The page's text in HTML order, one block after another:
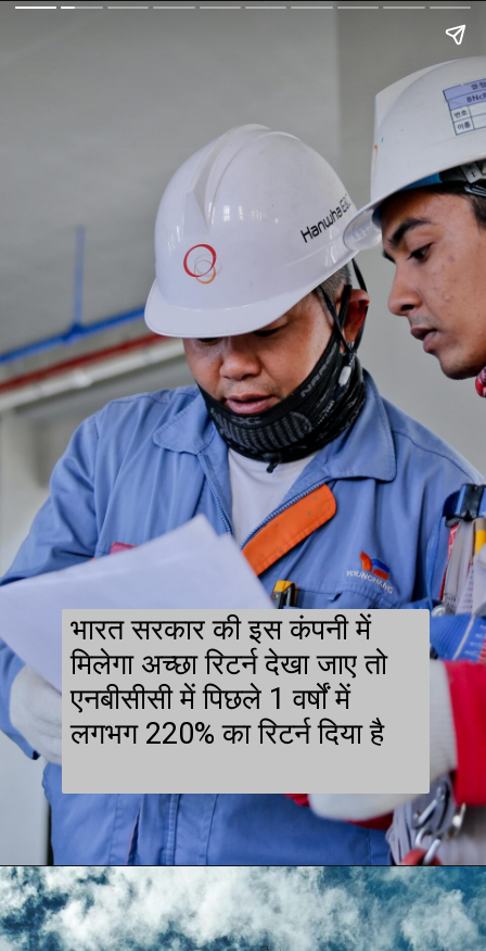
भारत सरकार की इस कंपनी में
मिलेगा अच्छा रिटर्न देखा जाए तो
एनबीसीसी में पिछले 1 वर्षों में
लगभग 220% का रिटर्न दिया है